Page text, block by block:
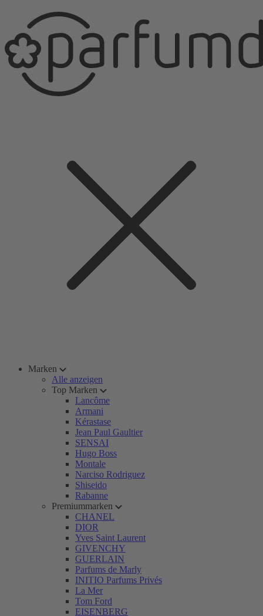
Marken
Alle anzeigen
Top Marken
Lancôme
Armani
Kérastase
Jean Paul Gaultier
SENSAI
Hugo Boss
Montale
Narciso Rodriguez
Shiseido
Rabanne
Premiummarken
CHANEL
DIOR
Yves Saint Laurent
GIVENCHY
GUERLAIN
Parfums de Marly
INITIO Parfums Privés
La Mer
Tom Ford
EISENBERG